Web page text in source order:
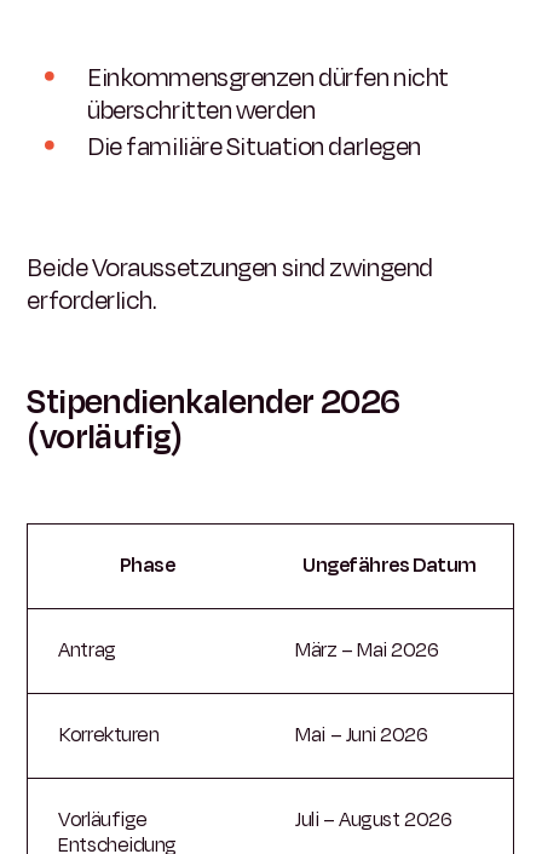
Einkommensgrenzen dürfen nicht
überschritten werden
Die familiäre Situation darlegen
Beide Voraussetzungen sind zwingend
erforderlich.
Stipendienkalender 2026
(vorläufig)
Phase Ungefähres Datum
Antrag März – Mai 2026
Korrekturen Mai – Juni 2026
Vorläufige
Entscheidung
Juli – August 2026